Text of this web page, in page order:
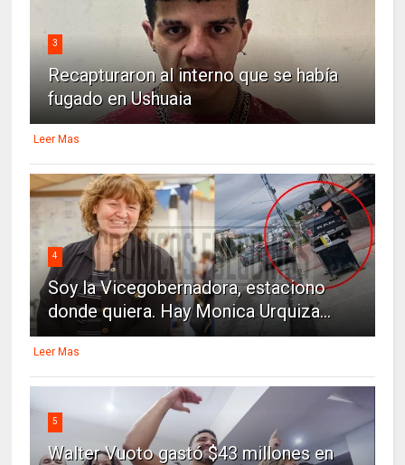
3
Recapturaron al interno que se había
fugado en Ushuaia
Leer Mas
4
Soy la Vicegobernadora, estaciono
donde quiera. Hay Monica Urquiza...
Leer Mas
5
Walter Vuoto gastó $43 millones en